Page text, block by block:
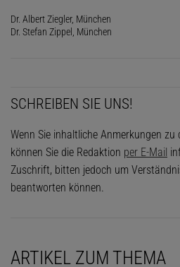
Dr. Albert Ziegler, München
Dr. Stefan Zippel, München
SCHREIBEN SIE UNS!
Wenn Sie inhaltliche Anmerkungen zu
können Sie die Redaktion per E-Mail
Zuschrift, bitten jedoch um
beantworten können.
ARTIKEL ZUM THEMA